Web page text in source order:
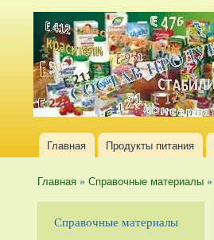
Главное меню
Главная Продукты питания
Главная » Справочные материалы »
Справочные материалы